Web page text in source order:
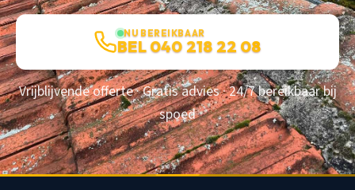
NU BEREIKBAAR
BEL 040 218 22 08
Vrijblijvende offerte · Gratis advies · 24/7 bereikbaar bij
spoed